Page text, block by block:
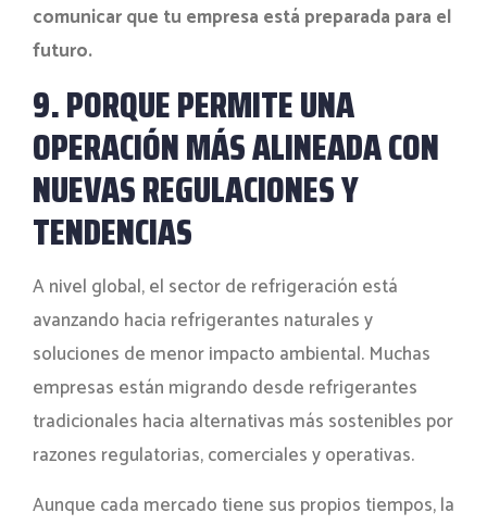
comunicar que tu empresa está preparada para el
futuro.
9. PORQUE PERMITE UNA
OPERACIÓN MÁS ALINEADA CON
NUEVAS REGULACIONES Y
TENDENCIAS
A nivel global, el sector de refrigeración está
avanzando hacia refrigerantes naturales y
soluciones de menor impacto ambiental. Muchas
empresas están migrando desde refrigerantes
tradicionales hacia alternativas más sostenibles por
razones regulatorias, comerciales y operativas.
Aunque cada mercado tiene sus propios tiempos, la